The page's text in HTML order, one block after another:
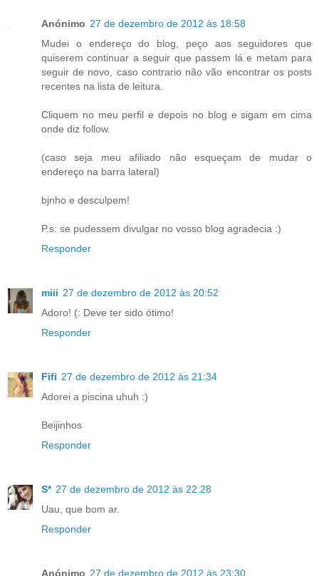
Anónimo 27 de dezembro de 2012 às 18:58
Mudei o endereço do blog, peço aos seguidores que
quiserem continuar a seguir que passem lá e metam para
seguir de novo, caso contrario não vão encontrar os posts
recentes na lista de leitura.
Cliquem no meu perfil e depois no blog e sigam em cima
onde diz follow.
(caso seja meu afiliado não esqueçam de mudar o
endereço na barra lateral)
bjnho e desculpem!
P.s: se pudessem divulgar no vosso blog agradecia :)
Responder
miii 27 de dezembro de 2012 às 20:52
Adoro! (: Deve ter sido ótimo!
Responder
Fifi 27 de dezembro de 2012 às 21:34
Adorei a piscina uhuh :)
Beijinhos
Responder
S* 27 de dezembro de 2012 às 22:28
Uau, que bom ar.
Responder
Anónimo 27 de dezembro de 2012 às 23:30